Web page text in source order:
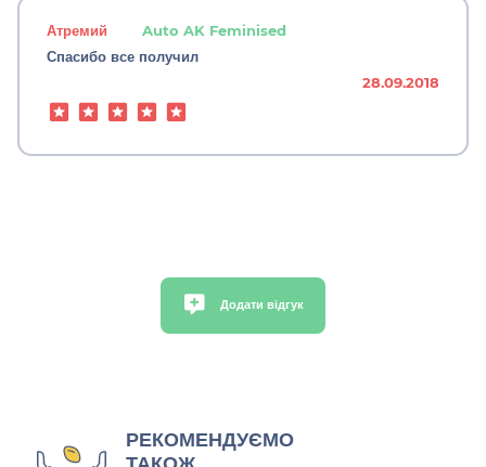
Атремий
Auto AK Feminised
Спасибо все получил
28.09.2018
Додати відгук
РЕКОМЕНДУЄМО